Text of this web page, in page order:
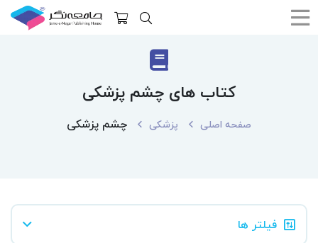
کتاب های چشم پزشکی
صفحه اصلی پزشکی چشم پزشکی
فیلتر ها